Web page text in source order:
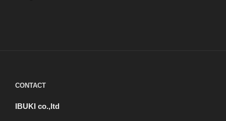
CONTACT
IBUKI co.,ltd